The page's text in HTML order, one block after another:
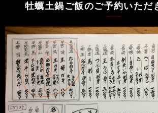
牡蠣土鍋ご飯のご予約いただ